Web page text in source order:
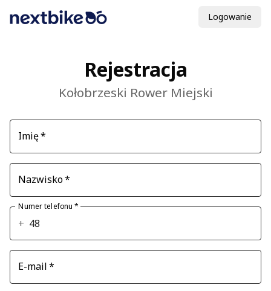
Logowanie
Rejestracja
Kołobrzeski Rower Miejski
Imię*
Nazwisko*
Numer telefonu *
+
E-mail*